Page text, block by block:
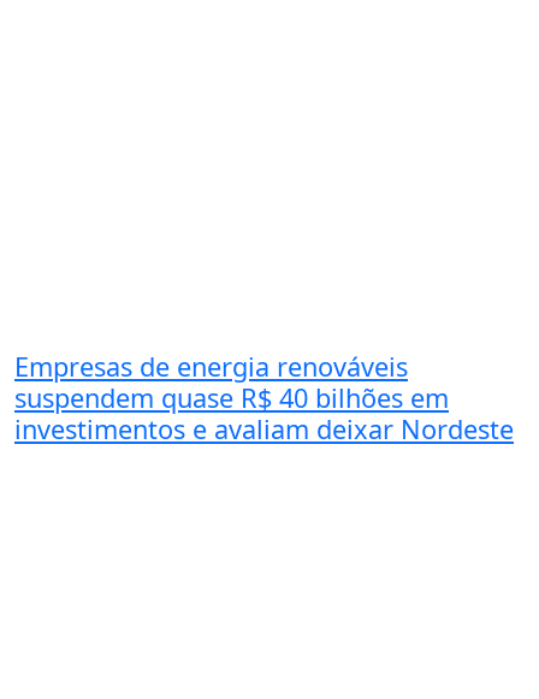
Empresas de energia renováveis
suspendem quase R$ 40 bilhões em
investimentos e avaliam deixar Nordeste